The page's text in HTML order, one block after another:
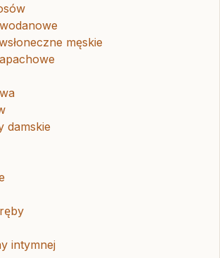
męskie
damskie
intymnej